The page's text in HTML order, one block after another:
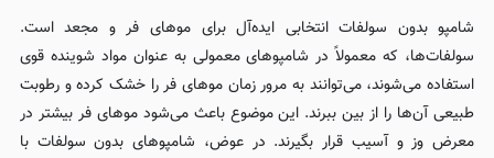
شامپو بدون سولفات انتخابی ایده‌آل برای موهای فر و مجعد است.
سولفات‌ها، که معمولاً در شامپوهای معمولی به عنوان مواد شوینده قوی
استفاده می‌شوند، می‌توانند به مرور زمان موهای فر را خشک کرده و رطوبت
طبیعی آن‌ها را از بین ببرند. این موضوع باعث می‌شود موهای فر بیشتر در
معرض وز و آسیب قرار بگیرند. در عوض، شامپوهای بدون سولفات با